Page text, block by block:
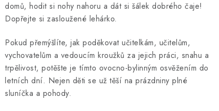
domů, hodit si nohy nahoru a dát si šálek dobrého čaje!
Dopřejte si zasloužené lehárko.
Pokud přemýšlíte, jak poděkovat učitelkám, učitelům,
vychovatelům a vedoucím kroužků za jejich práci, snahu a
trpělivost, potěšte je tímto ovocno-bylinným osvěžením do
letních dní. Nejen děti se už těší na prázdniny plné
sluníčka a pohody.